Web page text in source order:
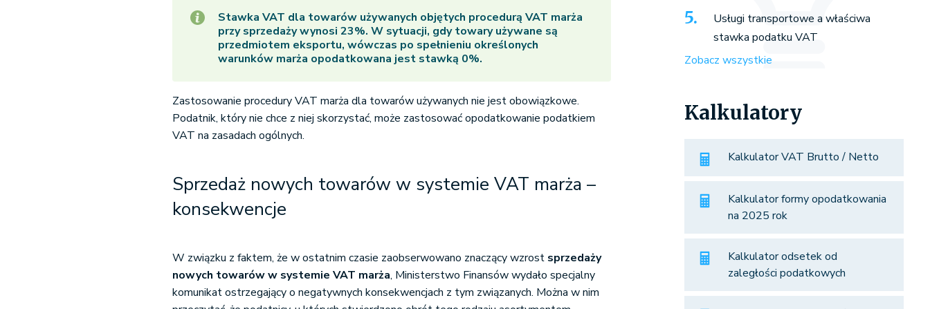
Stawka VAT dla towarów używanych objętych procedurą VAT marża
przy sprzedaży wynosi 23%. W sytuacji, gdy towary używane są
przedmiotem eksportu, wówczas po spełnieniu określonych
warunków marża opodatkowana jest stawką 0%.
Zastosowanie procedury VAT marża dla towarów używanych nie jest obowiązkowe.
Podatnik, który nie chce z niej skorzystać, może zastosować opodatkowanie podatkiem
VAT na zasadach ogólnych.
Sprzedaż nowych towarów w systemie VAT marża –
konsekwencje
W związku z faktem, że w ostatnim czasie zaobserwowano znaczący wzrost sprzedaży
nowych towarów w systemie VAT marża, Ministerstwo Finansów wydało specjalny
komunikat ostrzegający o negatywnych konsekwencjach z tym związanych. Można w nim
Usługi transportowe a właściwa
stawka podatku VAT
Zobacz wszystkie
Kalkulatory
Kalkulator VAT Brutto / Netto
Kalkulator formy opodatkowania
na 2025 rok
Kalkulator odsetek od
zaległości podatkowych